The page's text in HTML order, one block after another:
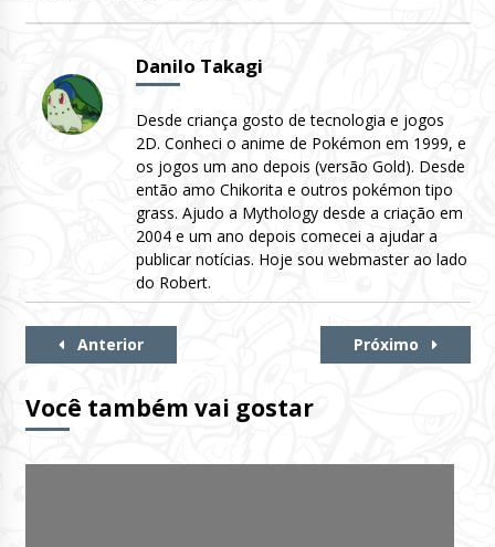
Danilo Takagi
Desde criança gosto de tecnologia e jogos
2D. Conheci o anime de Pokémon em 1999, e
os jogos um ano depois (versão Gold). Desde
então amo Chikorita e outros pokémon tipo
grass. Ajudo a Mythology desde a criação em
2004 e um ano depois comecei a ajudar a
publicar notícias. Hoje sou webmaster ao lado
do Robert.
Continue
Anterior Próximo
Você também vai gostar